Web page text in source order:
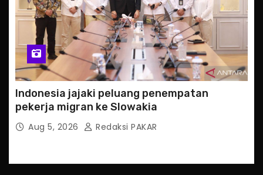
Indonesia jajaki peluang penempatan
pekerja migran ke Slowakia
Aug 5, 2026 Redaksi PAKAR